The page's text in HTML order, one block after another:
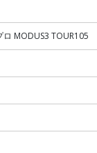
ロ MODUS3 TOUR105